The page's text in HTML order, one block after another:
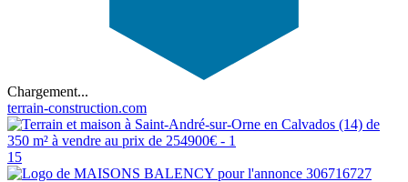
Chargement...
terrain-construction.com
15